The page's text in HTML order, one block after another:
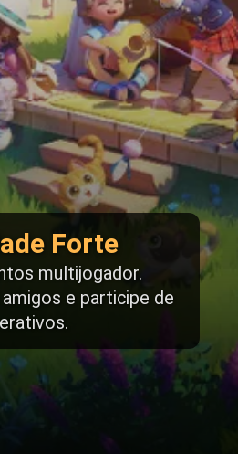
Forte
multijogador.
e participe de